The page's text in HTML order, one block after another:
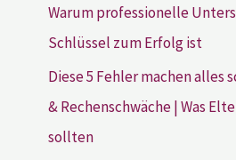
Warum professionelle
Schlüssel zum Erfolg ist
Diese 5 Fehler machen alles
& Rechenschwäche | Was
sollten